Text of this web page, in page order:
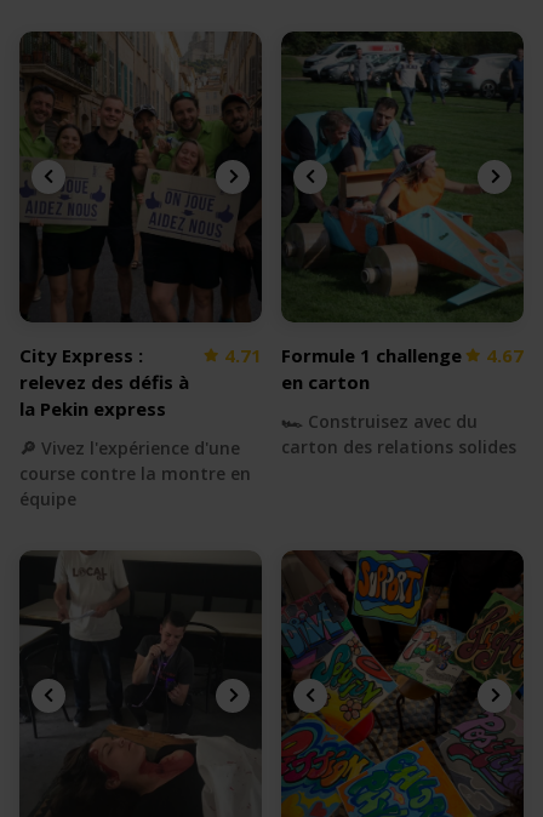
City Express :
relevez des défis à
la Pekin express
4.71
🔎 Vivez l'expérience d'une
course contre la montre en
équipe
Formule 1 challenge
en carton
4.67
🏎 Construisez avec du
carton des relations solides